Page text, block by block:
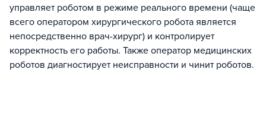
управляет роботом в режиме реального времени (чаще
всего оператором хирургического робота является
непосредственно врач-хирург) и контролирует
корректность его работы. Также оператор медицинских
роботов диагностирует неисправности и чинит роботов.